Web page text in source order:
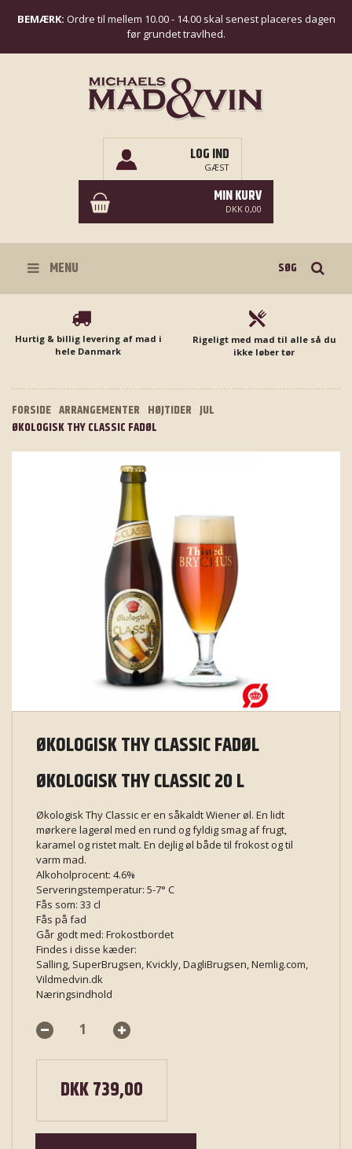
BEMÆRK: Ordre til mellem 10.00 - 14.00 skal senest placeres dagen
før grundet travlhed.
LOG IND
GÆST
MIN KURV
DKK 0,00
MENU
Hurtig & billig levering af mad i
hele Danmark
Rigeligt med mad til alle så du
ikke løber tør
FORSIDE ARRANGEMENTER HØJTIDER JUL
ØKOLOGISK THY CLASSIC FADØL
ØKOLOGISK THY CLASSIC FADØL
ØKOLOGISK THY CLASSIC 20 L
Økologisk Thy Classic er en såkaldt Wiener øl. En lidt
mørkere lagerøl med en rund og fyldig smag af frugt,
karamel og ristet malt. En dejlig øl både til frokost og til
varm mad.
Alkoholprocent: 4.6%
Serveringstemperatur: 5-7° C
Fås som: 33 cl
Fås på fad
Går godt med: Frokostbordet
Findes i disse kæder:
Salling, SuperBrugsen, Kvickly, DagliBrugsen, Nemlig.com,
Vildmedvin.dk
Næringsindhold
DKK 739,00